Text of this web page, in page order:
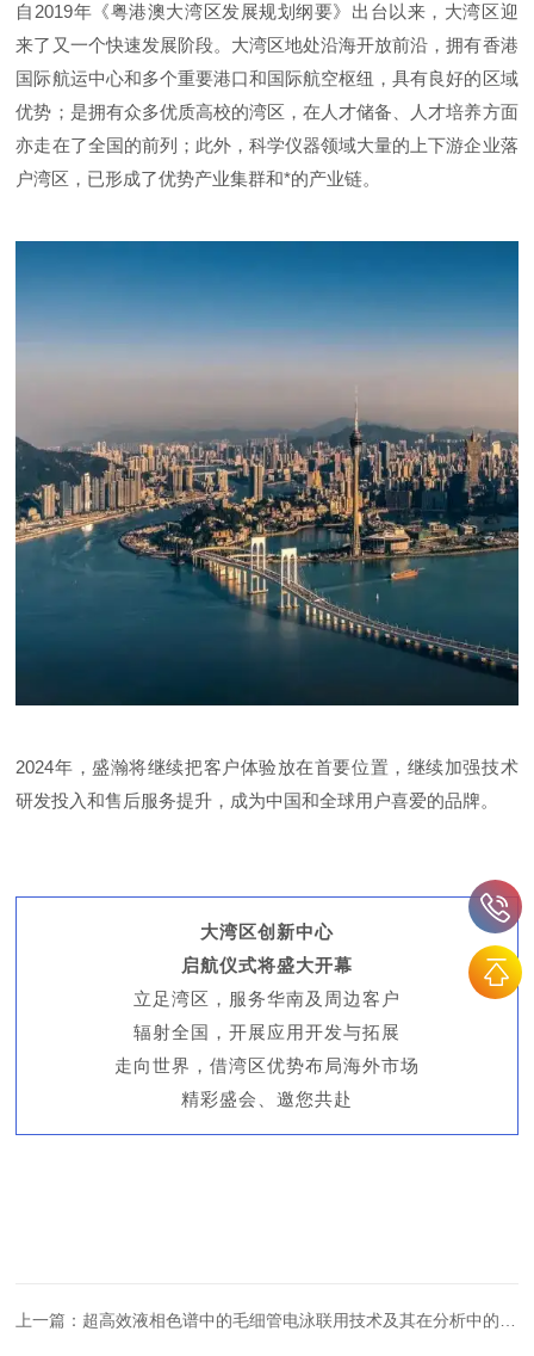
自2019年《粤港澳大湾区发展规划纲要》出台以来，大湾区迎
来了又一个快速发展阶段。大湾区地处沿海开放前沿，拥有香港
国际航运中心和多个重要港口和国际航空枢纽，具有良好的区域
优势；是拥有众多优质高校的湾区，在人才储备、人才培养方面
亦走在了全国的前列；此外，科学仪器领域大量的上下游企业落
户湾区，已形成了优势产业集群和*的产业链。
2024年，盛瀚将继续把客户体验放在首要位置，继续加强技术
研发投入和售后服务提升，成为中国和全球用户喜爱的品牌。
大湾区创新中心
启航仪式将盛大开幕
立足湾区，服务华南及周边客户
辐射全国，开展应用开发与拓展
走向世界，借湾区优势布局海外市场
精彩盛会、邀您共赴
上一篇： 超高效液相色谱中的毛细管电泳联用技术及其在分析中的应用